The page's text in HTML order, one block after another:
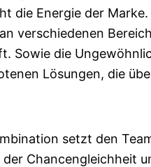
die Energie der Marke.
verschiedenen
Sowie die
Lösungen, die
setzt den
der Chancengleichheit